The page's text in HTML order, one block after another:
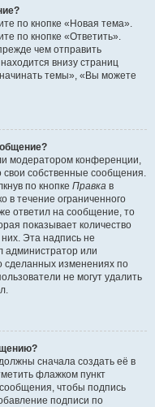
по кнопке «Новая тема».
по кнопке «Ответить».
чем отправить
внизу страниц
темы», «Вы можете
модератором конференции,
свои собственные сообщения.
по кнопке Правка в
в течение ограниченного
ответил на сообщение, то
показывает количество
Эта надпись не
администратор или
сделанных изменениях по
не могут удалить
сначала создать её в
флажком пункт
чтобы подпись
подписи по